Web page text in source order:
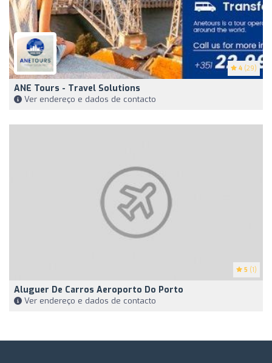
4 (29)
ANE Tours - Travel Solutions
Ver endereço e dados de contacto
5 (1)
Aluguer De Carros Aeroporto Do Porto
Ver endereço e dados de contacto